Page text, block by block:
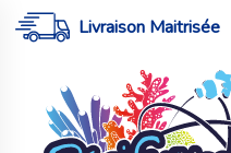
Livraison Maitrisée